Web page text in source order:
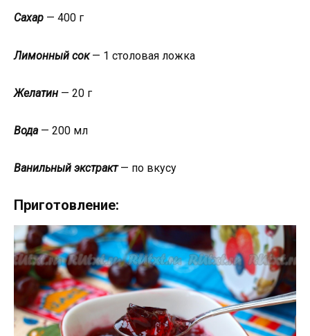
Сахар — 400 г
Лимонный сок— 1 столовая ложка
Желатин — 20 г
Вода— 200 мл
Ванильный экстракт— по вкусу
Приготовление: